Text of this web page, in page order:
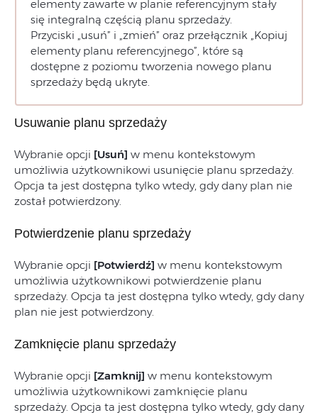
elementy zawarte w planie referencyjnym stały
się integralną częścią planu sprzedaży.
Przyciski „usuń” i „zmień” oraz przełącznik „Kopiuj
elementy planu referencyjnego”, które są
dostępne z poziomu tworzenia nowego planu
sprzedaży będą ukryte.
Usuwanie planu sprzedaży
Wybranie opcji [Usuń] w menu kontekstowym
umożliwia użytkownikowi usunięcie planu sprzedaży.
Opcja ta jest dostępna tylko wtedy, gdy dany plan nie
został potwierdzony.
Potwierdzenie planu sprzedaży
Wybranie opcji [Potwierdź] w menu kontekstowym
umożliwia użytkownikowi potwierdzenie planu
sprzedaży. Opcja ta jest dostępna tylko wtedy, gdy dany
plan nie jest potwierdzony.
Zamknięcie planu sprzedaży
Wybranie opcji [Zamknij] w menu kontekstowym
umożliwia użytkownikowi zamknięcie planu
sprzedaży. Opcja ta jest dostępna tylko wtedy, gdy dany